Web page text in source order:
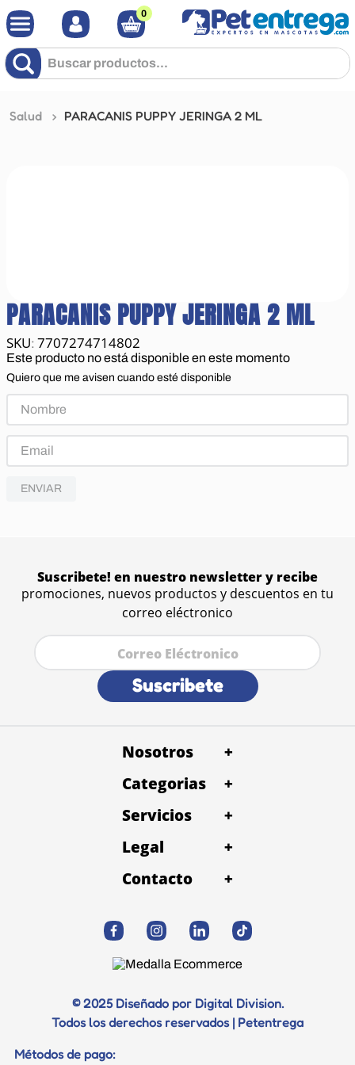
0
Buscar productos...
Salud PARACANIS PUPPY JERINGA 2 ML
PARACANIS PUPPY JERINGA 2 ML
: 7707274714802
Este producto no está disponible en este momento
Quiero que me avisen cuando esté disponible
ENVIAR
Suscribete! en nuestro newsletter y recibe
promociones, nuevos productos y descuentos en tu
correo eléctronico
Suscribete
Nosotros
+
Quienes Somos
Trabaja con Nosotros
Petentrega Costa rica
Categorias
+
Alimentos
Snacks
Accesorios
Juguetes
Servicios
+
Baño y Peluqueria
Consulta Veterinaria
Vacunación
Profilaxis dental
Diagnostico
Legal
+
Términos y condiciones
Politica de privacidad y datos
Contacto
+
Correo electrónico
Trabaja con Nosotros
© 2025 Diseñado por Digital Division.
Todos los derechos reservados | Petentrega
Métodos de pago: